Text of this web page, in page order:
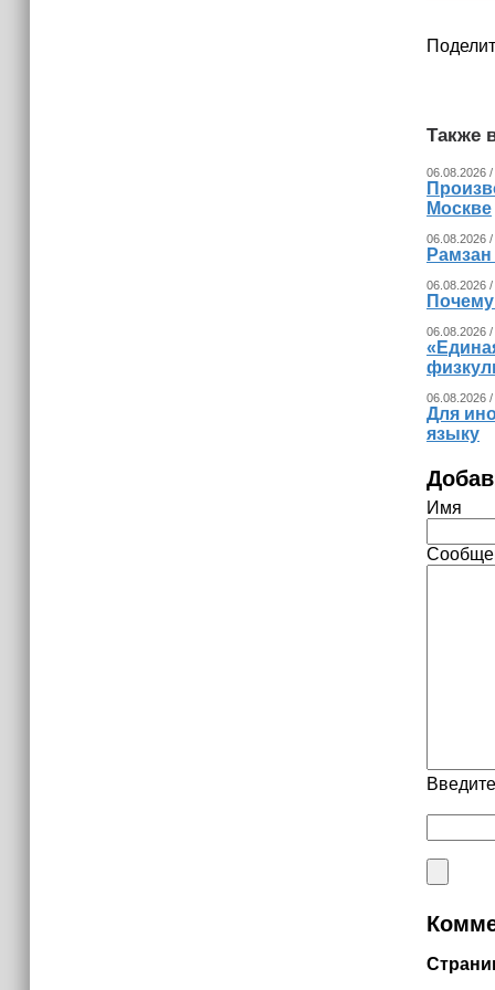
Также
06.08.2026
Москве
06.08.2026
06.08.2026
06.08.2026
06.08.2026
Для
языку
Имя